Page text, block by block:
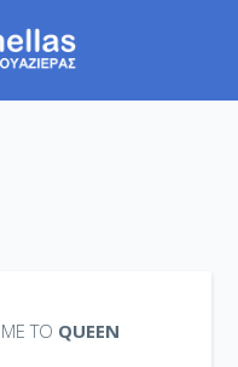
ΜΕ ΤΟ QUEEN